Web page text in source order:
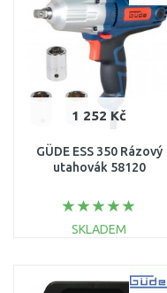
1 252 Kč
GÜDE ESS 350 Rázový
utahovák 58120
SKLADEM